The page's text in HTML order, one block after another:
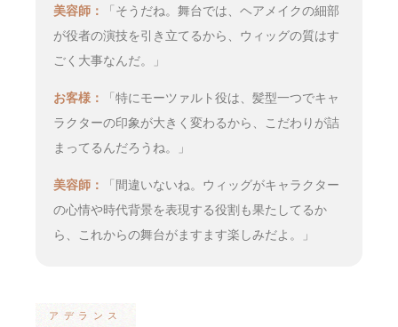
美容師：
「そうだね。舞台では、ヘアメイクの細部
が役者の演技を引き立てるから、ウィッグの質はす
ごく大事なんだ。」
お客様：
「特にモーツァルト役は、髪型一つでキャ
ラクターの印象が大きく変わるから、こだわりが詰
まってるんだろうね。」
美容師：
「間違いないね。ウィッグがキャラクター
の心情や時代背景を表現する役割も果たしてるか
ら、これからの舞台がますます楽しみだよ。」
アデランス